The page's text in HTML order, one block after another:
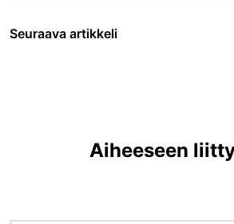
Seuraava artikkeli
Aiheeseen